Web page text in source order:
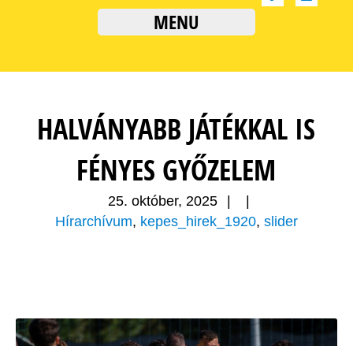
MENU
HALVÁNYABB JÁTÉKKAL IS
FÉNYES GYŐZELEM
25. október, 2025
Hírarchívum, kepes_hirek_1920, slider